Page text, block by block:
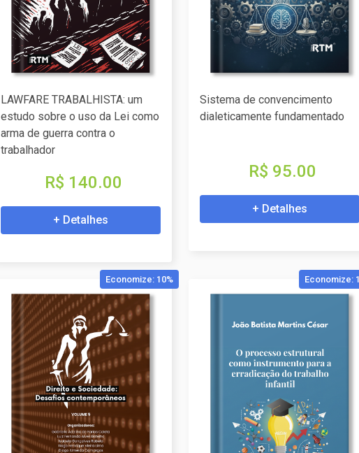
LAWFARE TRABALHISTA: um
estudo sobre o uso da Lei como
arma de guerra contra o
trabalhador
R$ 140.00
+ Detalhes
Sistema de convencimento
dialeticamente fundamentado
R$ 95.00
+ Detalhes
Economize: 10% Economize: